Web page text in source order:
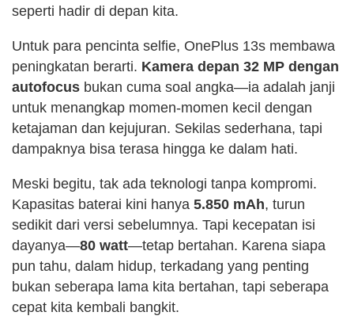
seperti hadir di depan kita.
Untuk para pencinta selfie, OnePlus 13s membawa
peningkatan berarti. Kamera depan 32 MP dengan
autofocus bukan cuma soal angka—ia adalah janji
untuk menangkap momen-momen kecil dengan
ketajaman dan kejujuran. Sekilas sederhana, tapi
dampaknya bisa terasa hingga ke dalam hati.
Meski begitu, tak ada teknologi tanpa kompromi.
Kapasitas baterai kini hanya 5.850 mAh, turun
sedikit dari versi sebelumnya. Tapi kecepatan isi
dayanya—80 watt—tetap bertahan. Karena siapa
pun tahu, dalam hidup, terkadang yang penting
bukan seberapa lama kita bertahan, tapi seberapa
cepat kita kembali bangkit.